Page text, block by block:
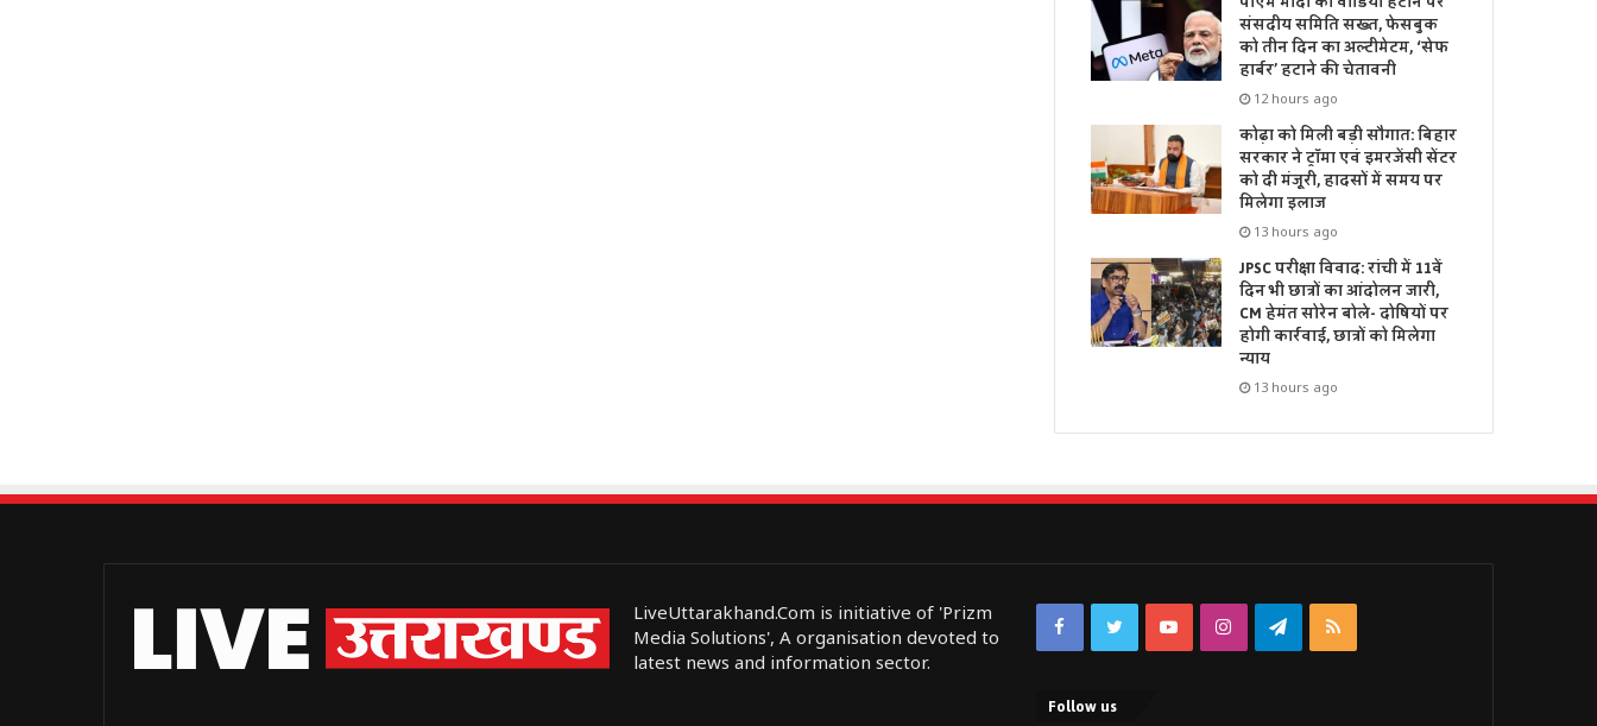
संसदीय समिति सख्त, फेसबुक
को तीन दिन का अल्टीमेटम, ‘सेफ
हार्बर’ हटाने की चेतावनी
12 hours ago
कोढ़ा को मिली बड़ी सौगात: बिहार
सरकार ने ट्रॉमा एवं इमरजेंसी सेंटर
को दी मंजूरी, हादसों में समय पर
मिलेगा इलाज
13 hours ago
JPSC परीक्षा विवाद: रांची में 11वें
दिन भी छात्रों का आंदोलन जारी,
CM हेमंत सोरेन बोले- दोषियों पर
होगी कार्रवाई, छात्रों को मिलेगा
न्याय
13 hours ago
LiveUttarakhand.Com is initiative of 'Prizm
Media Solutions', A organisation devoted to
latest news and information sector.
FacebookTwitterYouTubeInstagramTelegram
RSS
Follow us